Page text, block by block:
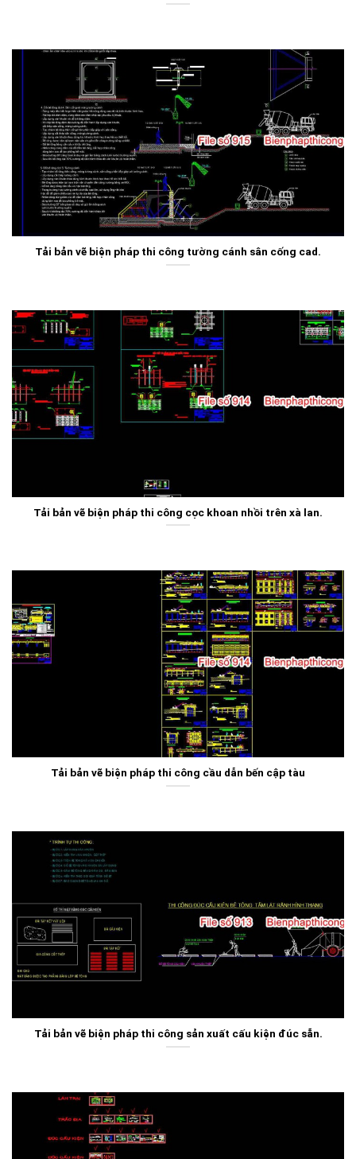
Tải bản vẽ biện pháp thi công tường cánh sân cống cad.
Tải bản vẽ biện pháp thi công cọc khoan nhồi trên xà lan.
Tải bản vẽ biện pháp thi công cầu dẫn bến cập tàu
Tải bản vẽ biện pháp thi công sản xuất cấu kiện đúc sẵn.